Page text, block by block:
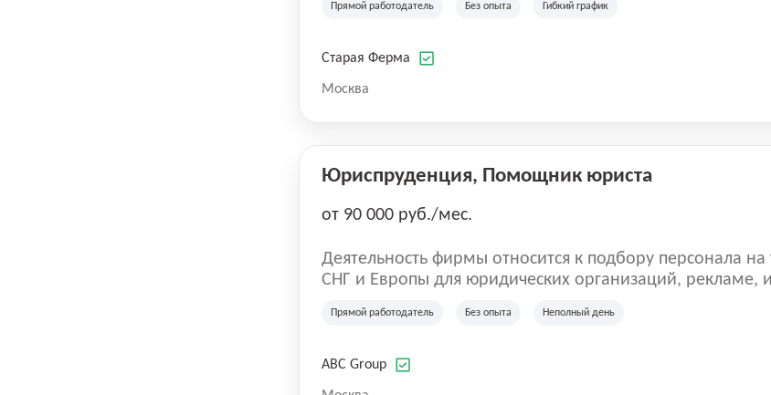
крупнейших маркетплейсах России (Wildberries, Ozon,
товаров по всей территории России и за ее пределами.
SKU, премиальные бренды кормов и собственные СТМ.
Прямой работодатель Без опыта Гибкий график
Старая Ферма
Москва
Юриспруденция, Помощник юриста
от 90 000 руб./мес.
Деятельность фирмы относится к подбору персонала
СНГ и Европы для юридических организаций, рекламе,
Прямой работодатель Без опыта Неполный день
ABC Group